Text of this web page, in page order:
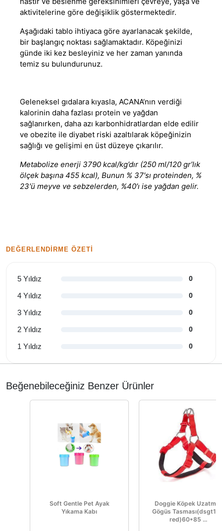
aktivitelerine göre değişiklik göstermektedir.
Aşağıdaki tablo ihtiyaca göre ayarlanacak şekilde,
bir başlangıç noktası sağlamaktadır. Köpeğinizi
günde iki kez besleyiniz ve her zaman yanında
temiz su bulundurunuz.
Geleneksel gıdalara kıyasla, ACANA‘nın verdiği
kalorinin daha fazlası protein ve yağdan
sağlanırken, daha azı karbonhidratlardan elde edilir
ve obezite ile diyabet riski azaltılarak köpeğinizin
sağlığı ve gelişimi en üst düzeye çıkarılır.
Metabolize enerji 3790 kcal/kg’dır (250 ml/120 gr’lık
ölçek başına 455 kcal), Bunun % 37′sı proteinden, %
23′ü meyve ve sebzelerden, %40′ı ise yağdan gelir.
DEĞERLENDIRME ÖZETI
5 Yıldız 0
4 Yıldız 0
3 Yıldız 0
2 Yıldız 0
1 Yıldız 0
Beğenebileceğiniz Benzer Ürünler
Soft Gentle Pet Ayak
Yıkama Kabı
Doggie Köpek Uzatma-
Gögüs
red)60*85 ...